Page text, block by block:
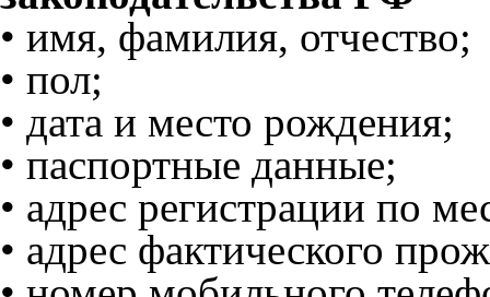
• имя, фамилия, отчество;
• пол;
• дата и место рождения;
• паспортные данные;
• адрес регистрации по
• адрес фактического